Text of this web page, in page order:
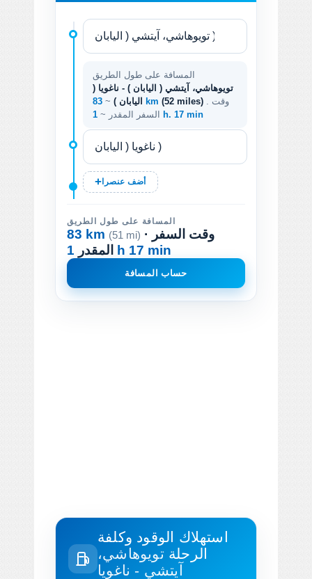
المسافة على طول الطريق
تويوهاشي، آيتشي ( اليابان ) - ناغويا (
اليابان ) ~ 83 km (52 miles)
السفر المقدر ~ 1 h. 17 min
أضف عنصرا
المسافة على طول الطريق
83 km (51 mi) · وقت السفر
المقدر 1 h 17 min
حساب المسافة
استهلاك الوقود وكلفة
الرحلةتويوهاشي،
آيتشي - ناغويا